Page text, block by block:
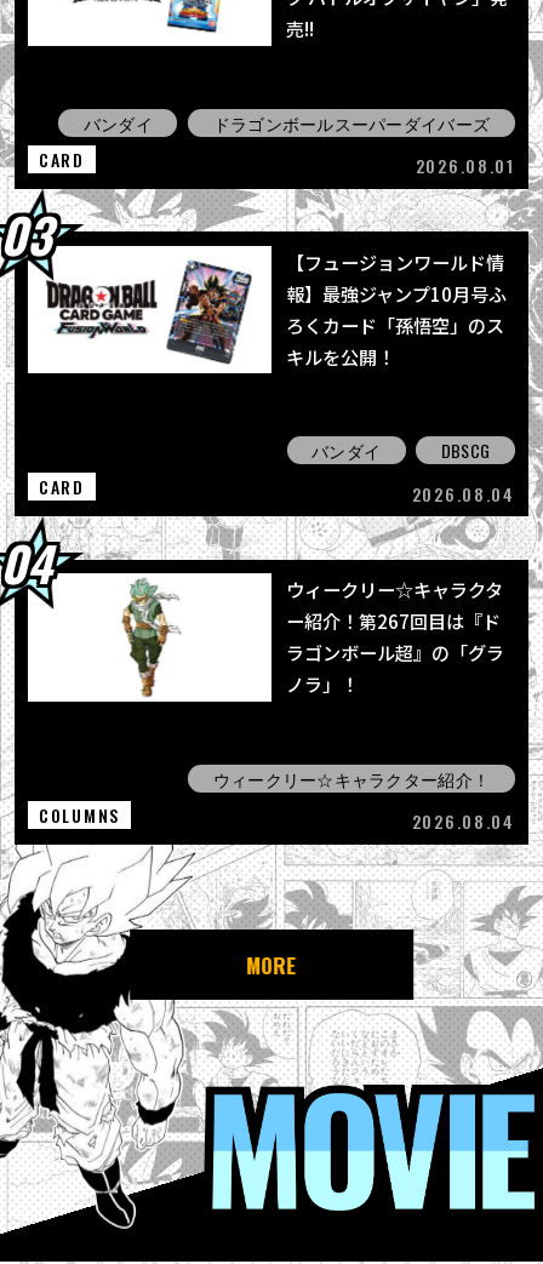
売!!
バンダイ
ドラゴンボールスーパーダイバーズ
CARD
2026.08.01
【フュージョンワールド情
報】最強ジャンプ10月号ふ
ろくカード「孫悟空」のス
キルを公開！
バンダイ
DBSCG
CARD
2026.08.04
ウィークリー☆キャラクタ
ー紹介！第267回目は『ド
ラゴンボール超』の「グラ
ノラ」！
ウィークリー☆キャラクター紹介！
COLUMNS
2026.08.04
MORE
MOVIE